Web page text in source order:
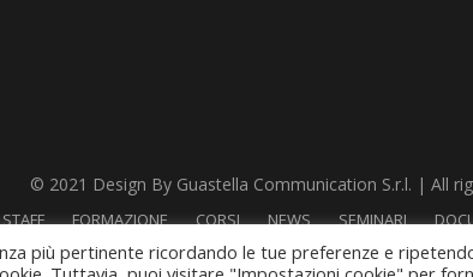
© 2021 Design By Guastella Communication S.r.l. | All
FORMAZIONE CORSI NEWS SEMINARI
più pertinente ricordando le tue preferenze e